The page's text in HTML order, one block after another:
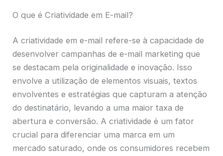
O que é Criatividade em E-mail?
A criatividade em e-mail refere-se à capacidade de
desenvolver campanhas de e-mail marketing que
se destacam pela originalidade e inovação. Isso
envolve a utilização de elementos visuais, textos
envolventes e estratégias que capturam a atenção
do destinatário, levando a uma maior taxa de
abertura e conversão. A criatividade é um fator
crucial para diferenciar uma marca em um
mercado saturado, onde os consumidores recebem